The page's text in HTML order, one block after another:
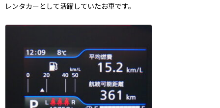
レンタカーとして活躍していたお車です。